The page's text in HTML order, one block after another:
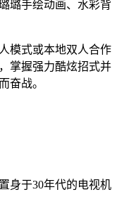
璐手绘动画、水彩背
模式或本地双人合作
掌握强力酷炫招式并
奋战。
身于30年代的电视机